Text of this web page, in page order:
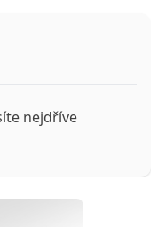
nejdříve